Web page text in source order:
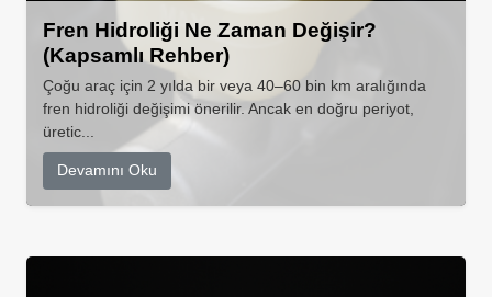
Fren Hidroliği Ne Zaman Değişir?
(Kapsamlı Rehber)
Çoğu araç için 2 yılda bir veya 40–60 bin km aralığında
fren hidroliği değişimi önerilir. Ancak en doğru periyot,
üretic...
Devamını Oku